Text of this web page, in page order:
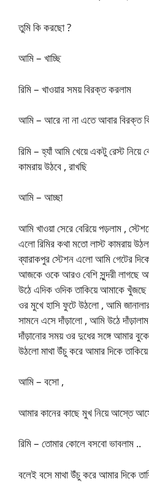
তুমি কি করছো ?
আমি – খাচ্ছি
রিমি – খাওয়ার সময় বিরক্ত করলাম
আমি – আরে না না এতে আবার বিরক্ত
রিমি – হ্যাঁ আমি খেয়ে একটু রেস্ট
কামরায় উঠবে , রাখছি
আমি – আচ্ছা
আমি খাওয়া সেরে বেরিয়ে পড়লাম ,
এলো রিমির কথা মতো লাস্ট কামরায়
ব্যারাকপুর স্টেশন এলো আমি গেটের
আজকে ওকে আরও বেশি সুন্দরী লাগছে
উঠে এদিক ওদিক তাকিয়ে আমাকে
ওর মুখে হাসি ফুটে উঠলো , আমি
সামনে এসে দাঁড়ালো , আমি উঠে
দাঁড়ানোর সময় ওর দুধের সঙ্গে আমার
উঠলো মাথা উঁচু করে আমার দিকে
আমি – বসো ,
আমার কানের কাছে মুখ নিয়ে আস্তে
রিমি – তোমার কোলে বসবো ভাবলাম ..
বলেই বসে মাথা উঁচু করে আমার দিকে